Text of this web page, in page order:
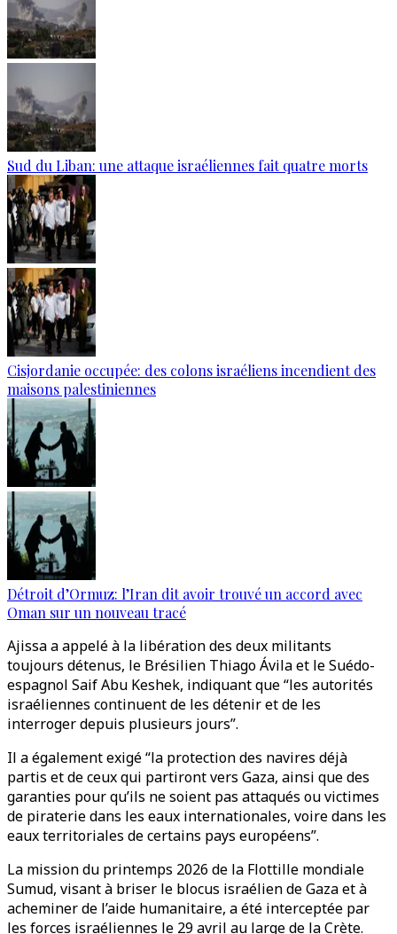
Sud du Liban: une attaque israéliennes fait quatre morts
Cisjordanie occupée: des colons israéliens incendient des
maisons palestiniennes
Détroit d’Ormuz: l’Iran dit avoir trouvé un accord avec
Oman sur un nouveau tracé
Ajissa a appelé à la libération des deux militants
toujours détenus, le Brésilien Thiago Ávila et le Suédo-
espagnol Saif Abu Keshek, indiquant que “les autorités
israéliennes continuent de les détenir et de les
interroger depuis plusieurs jours”.
Il a également exigé “la protection des navires déjà
partis et de ceux qui partiront vers Gaza, ainsi que des
garanties pour qu’ils ne soient pas attaqués ou victimes
de piraterie dans les eaux internationales, voire dans les
eaux territoriales de certains pays européens”.
La mission du printemps 2026 de la Flottille mondiale
Sumud, visant à briser le blocus israélien de Gaza et à
acheminer de l’aide humanitaire, a été interceptée par
les forces israéliennes le 29 avril au large de la Crète.